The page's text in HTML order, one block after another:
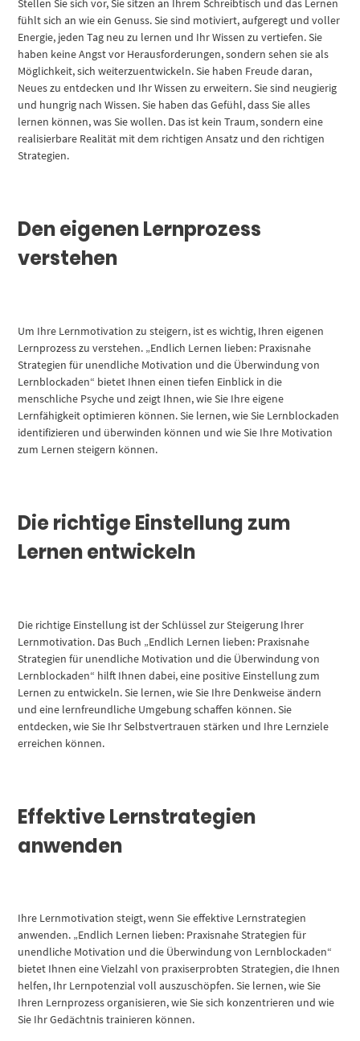
Stellen Sie sich vor, Sie sitzen an Ihrem Schreibtisch und das Lernen
fühlt sich an wie ein Genuss. Sie sind motiviert, aufgeregt und voller
Energie, jeden Tag neu zu lernen und Ihr Wissen zu vertiefen. Sie
haben keine Angst vor Herausforderungen, sondern sehen sie als
Möglichkeit, sich weiterzuentwickeln. Sie haben Freude daran,
Neues zu entdecken und Ihr Wissen zu erweitern. Sie sind neugierig
und hungrig nach Wissen. Sie haben das Gefühl, dass Sie alles
lernen können, was Sie wollen. Das ist kein Traum, sondern eine
realisierbare Realität mit dem richtigen Ansatz und den richtigen
Strategien.
Den eigenen Lernprozess
verstehen
Um Ihre Lernmotivation zu steigern, ist es wichtig, Ihren eigenen
Lernprozess zu verstehen. „Endlich Lernen lieben: Praxisnahe
Strategien für unendliche Motivation und die Überwindung von
Lernblockaden“ bietet Ihnen einen tiefen Einblick in die
menschliche Psyche und zeigt Ihnen, wie Sie Ihre eigene
Lernfähigkeit optimieren können. Sie lernen, wie Sie Lernblockaden
identifizieren und überwinden können und wie Sie Ihre Motivation
zum Lernen steigern können.
Die richtige Einstellung zum
Lernen entwickeln
Die richtige Einstellung ist der Schlüssel zur Steigerung Ihrer
Lernmotivation. Das Buch „Endlich Lernen lieben: Praxisnahe
Strategien für unendliche Motivation und die Überwindung von
Lernblockaden“ hilft Ihnen dabei, eine positive Einstellung zum
Lernen zu entwickeln. Sie lernen, wie Sie Ihre Denkweise ändern
und eine lernfreundliche Umgebung schaffen können. Sie
entdecken, wie Sie Ihr Selbstvertrauen stärken und Ihre Lernziele
erreichen können.
Effektive Lernstrategien
anwenden
Ihre Lernmotivation steigt, wenn Sie effektive Lernstrategien
anwenden. „Endlich Lernen lieben: Praxisnahe Strategien für
unendliche Motivation und die Überwindung von Lernblockaden“
bietet Ihnen eine Vielzahl von praxiserprobten Strategien, die Ihnen
helfen, Ihr Lernpotenzial voll auszuschöpfen. Sie lernen, wie Sie
Ihren Lernprozess organisieren, wie Sie sich konzentrieren und wie
Sie Ihr Gedächtnis trainieren können.